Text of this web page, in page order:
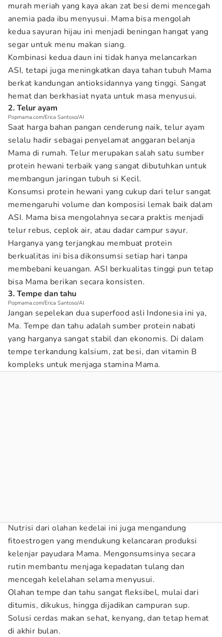
murah meriah yang kaya akan zat besi demi mencegah
anemia pada ibu menyusui. Mama bisa mengolah
kedua sayuran hijau ini menjadi beningan hangat yang
segar untuk menu makan siang.
Kombinasi kedua daun ini tidak hanya melancarkan
ASI, tetapi juga meningkatkan daya tahan tubuh Mama
berkat kandungan antioksidannya yang tinggi. Sangat
hemat dan berkhasiat nyata untuk masa menyusui.
2. Telur ayam
Popmama.com/Erica Santoso/AI
Saat harga bahan pangan cenderung naik, telur ayam
selalu hadir sebagai penyelamat anggaran belanja
Mama di rumah. Telur merupakan salah satu sumber
protein hewani terbaik yang sangat dibutuhkan untuk
membangun jaringan tubuh si Kecil.
Konsumsi protein hewani yang cukup dari telur sangat
memengaruhi volume dan komposisi lemak baik dalam
ASI. Mama bisa mengolahnya secara praktis menjadi
telur rebus, ceplok air, atau dadar campur sayur.
Harganya yang terjangkau membuat protein
berkualitas ini bisa dikonsumsi setiap hari tanpa
membebani keuangan. ASI berkualitas tinggi pun tetap
bisa Mama berikan secara konsisten.
3. Tempe dan tahu
Popmama.com/Erica Santoso/AI
Jangan sepelekan dua superfood asli Indonesia ini ya,
Ma. Tempe dan tahu adalah sumber protein nabati
yang harganya sangat stabil dan ekonomis. Di dalam
tempe terkandung kalsium, zat besi, dan vitamin B
kompleks untuk menjaga stamina Mama.
Nutrisi dari olahan kedelai ini juga mengandung
fitoestrogen yang mendukung kelancaran produksi
kelenjar payudara Mama. Mengonsumsinya secara
rutin membantu menjaga kepadatan tulang dan
mencegah kelelahan selama menyusui.
Olahan tempe dan tahu sangat fleksibel, mulai dari
ditumis, dikukus, hingga dijadikan campuran sup.
Solusi cerdas makan sehat, kenyang, dan tetap hemat
di akhir bulan.